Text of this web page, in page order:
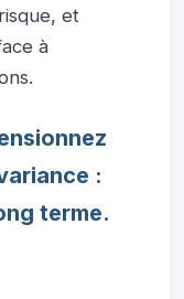
et
à
:
terme.